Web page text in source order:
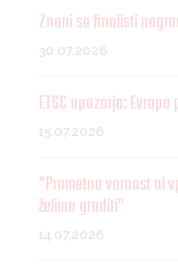
Znani so finalisti
30.07.2026
ETSC opozarja:
15.07.2026
"Prometna varnost ni
želimo graditi"
14.07.2026